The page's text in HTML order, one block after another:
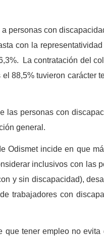
personas con
con la
La contratación del
88,5% tuvieron carácter
las personas con
general.
Odismet incide en que
inclusivos con las
y sin discapacidad),
trabajadores con
que tener empleo no